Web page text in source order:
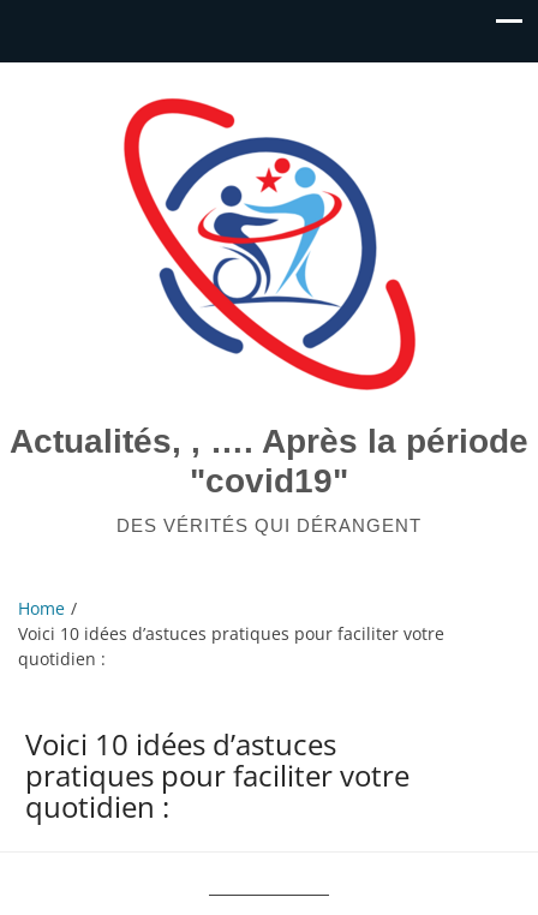
Actualités, , …. Après la période
"covid19"
DES VÉRITÉS QUI DÉRANGENT
Home
Voici 10 idées d’astuces pratiques pour faciliter votre
quotidien :
Voici 10 idées d’astuces
pratiques pour faciliter votre
quotidien :